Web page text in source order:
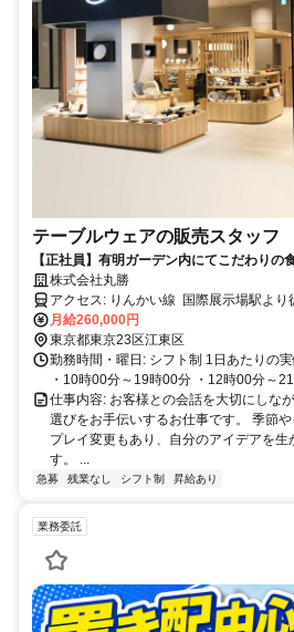
テーブルウェアの販売スタッフ
【正社員】有明ガーデン内にてこだわりの
スタッフ募集！
株式会社丸勝
アクセス: りんかい線 国際展示場駅より徒歩5分 ゆりかもめ 有明駅
より徒歩4分
月給260,000円
東京都東京23区江東区
勤務時間・曜日: シフト制 1日あたりの
・10時00分～19時00分 ・12時00分～
仕事内容: お客様との会話を大切にしな
選びをお手伝いするお仕事です。 季節
プレイ変更もあり、自分のアイデアを生
す。 ...
急募 残業なし シフト制 昇給あり
業務委託